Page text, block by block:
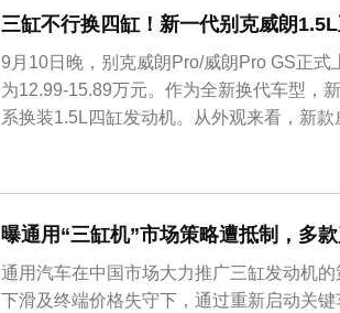
三缸不行换四缸！新一代别克威朗
9月10日晚，别克威朗Pro/威朗Pro GS正式
为12.99-15.89万元。作为全新换代车型，
系换装1.5L四缸发动机。从外观来看，新
来更加年轻时尚。此外，下方侧进气口与
和视觉冲击力。...
曝通用“三缸机”市场策略遭抵制，多
通用汽车在中国市场大力推广三缸发动机
下滑及终端价格失守下，通过重新启动关